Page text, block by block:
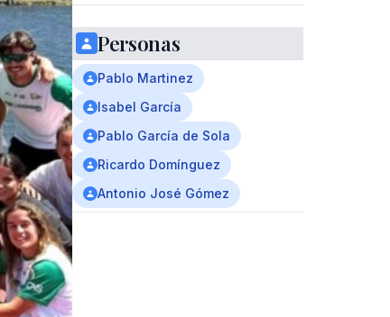
Personas
Pablo Martinez
Isabel García
Pablo García de Sola
Ricardo Domínguez
Antonio José Gómez